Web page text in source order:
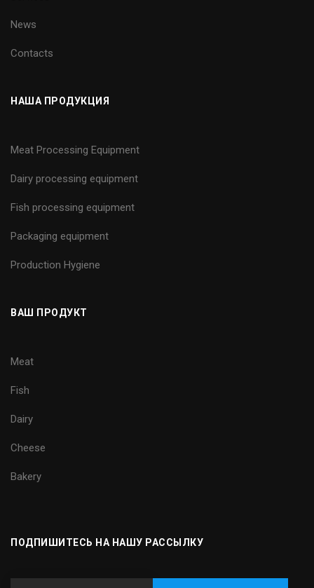
News
Contacts
НАША ПРОДУКЦИЯ
Meat Processing Equipment
Dairy processing equipment
Fish processing equipment
Packaging equipment
Production Hygiene
ВАШ ПРОДУКТ
Meat
Fish
Dairy
Cheese
Bakery
ПОДПИШИТЕСЬ НА НАШУ РАССЫЛКУ